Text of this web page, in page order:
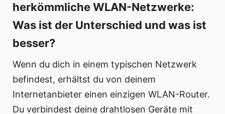
herkömmliche WLAN-Netzwerke:
Was ist der Unterschied und was ist
besser?
Wenn du dich in einem typischen Netzwerk
befindest, erhältst du von deinem
Internetanbieter einen einzigen WLAN-Router.
Du verbindest deine drahtlosen Geräte mit